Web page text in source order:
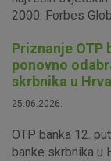
2000. Forbes
Priznanje OTP
ponovno
skrbnika u
25.06.2026.
OTP banka 12.
banke skrbnika u